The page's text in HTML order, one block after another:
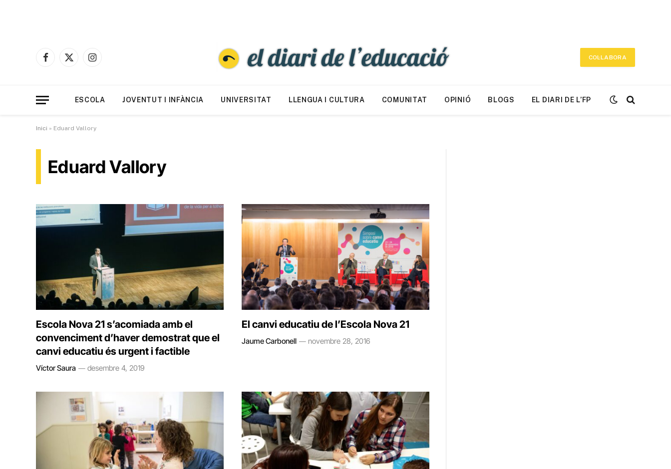
Facebook
X
Instagram
COL·LABORA
ESCOLA JOVENTUT I INFÀNCIA UNIVERSITAT LLENGUA I CULTURA COMUNITAT OPINIÓ BLOGS EL DIARI DE L’FP
Inici » Eduard Vallory
Eduard Vallory
Escola Nova 21 s’acomiada amb el
convenciment d’haver demostrat que el
canvi educatiu és urgent i factible
Víctor Saura desembre 4, 2019
El canvi educatiu de l’Escola Nova 21
Jaume Carbonell novembre 28, 2016